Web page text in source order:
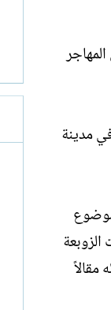
مدينة
موضوع
وبإمضائه مقالاً